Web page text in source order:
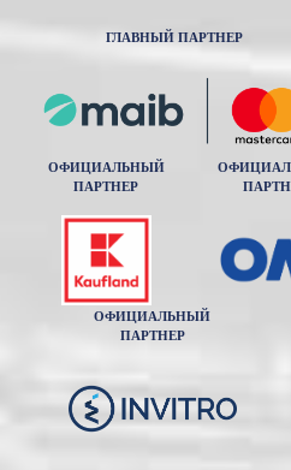
ГЛАВНЫЙ ПАРТНЕР
ОФИЦИАЛЬНЫЙ
ПАРТНЕР
ОФИЦИАЛЬНЫЙ
ПАРТНЕР